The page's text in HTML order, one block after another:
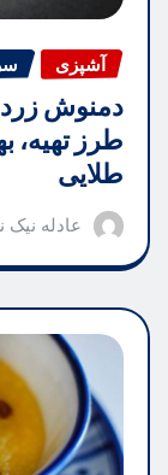
آشپزی
دمنوش
طرز تهیه،
طلایی
عادله نیک